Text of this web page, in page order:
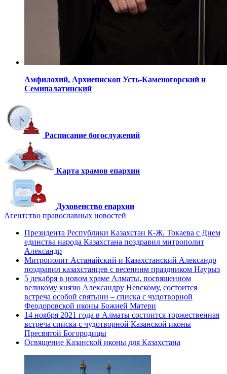
Амфилохий, Архиепископ Усть-Каменогорский и
Семипалатинский
Расписание богослужений
Карта храмов епархии
Духовенство епархии
Агентство православных новостей
Президента Республики Казахстан К-Ж. Токаева с Днем
единства народа Казахстана поздравил митрополит
Александр
Митрополит Астанайский и Казахстанский Александр
поздравил казахстанцев с весенним праздником Наурыз
5 декабря в новом храме Алматы, посвященном
великому князю Александру Невскому, состоится
встреча особой святыни – списка с чудотворной
Феодоровской иконы Божией Матери
14 ноября 2021 года в Алматы состоится торжественная
встреча списка с чудотворной Казанской иконы
Пресвятой Богородицы
Освящение Казанской иконы для Казахстана